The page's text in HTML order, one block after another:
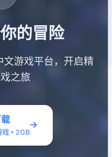
的冒险
游戏平台，开启精
之旅
• 2GB